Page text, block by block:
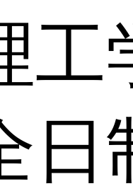
工
日